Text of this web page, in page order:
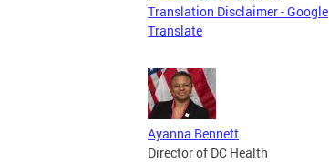
Translation Disclaimer - Google
Translate
Ayanna Bennett
Director of DC Health